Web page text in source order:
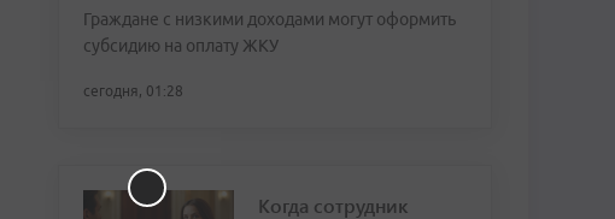
Граждане с низкими доходами могут оформить
субсидию на оплату ЖКУ
сегодня, 01:28
Когда сотрудник